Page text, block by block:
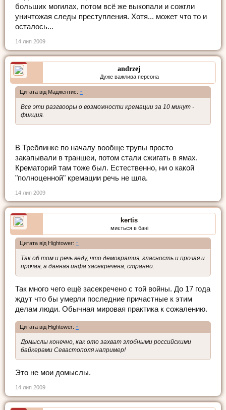
больших могилах, потом всё же выкопали и сожгли
уничтожая следы преступления. Хотя... может что то и
осталось...
14 лип 2009
andrzej
Дуже важлива персона
Цитата від Маджентис: ↑
Все эти разгвооры о возможности кремации за 10 минут -
фикция.
В Треблинке по началу вообще трупы просто
закапывали в траншеи, потом стали сжигать в ямах.
Крематорий там тоже был. Естественно, ни о какой
"полноценной" кремации речь не шла.
14 лип 2009
kertis
миється в бані
Цитата від Hightower: ↑
Так об том и речь веду, что демократия, гласность и прочая и
прочая, а данная инфа засекречена, странно.
Так много чего ещё засекречено с той войны. До 17 года
ждут что бы умерли последние причастные к этим
делам люди. Обычная мировая практика к сожалению.
Цитата від Hightower: ↑
Домыслы конечно, как ото захват злобными российскими
байкерами Севастополя например!
Это не мои домыслы.
14 лип 2009